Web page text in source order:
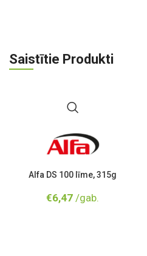
Saistītie Produkti
Alfa DS 100 līme, 315g
€6,47 /gab.